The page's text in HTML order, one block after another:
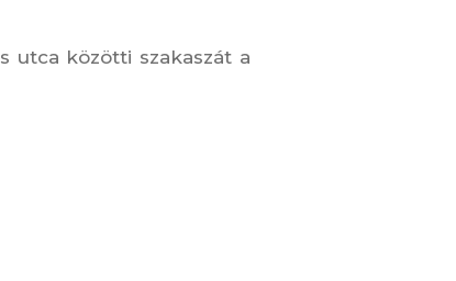
utca közötti szakaszát a